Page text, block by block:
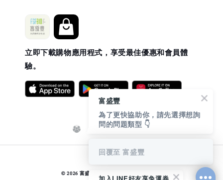
立即下載購物應用程式，享受最佳優惠和會員體
驗。
© 2026 富盛豐. Powered by
富盛豐
為了更快協助你，請先選擇想詢
問的問題類型 👇
回覆至 富盛豐